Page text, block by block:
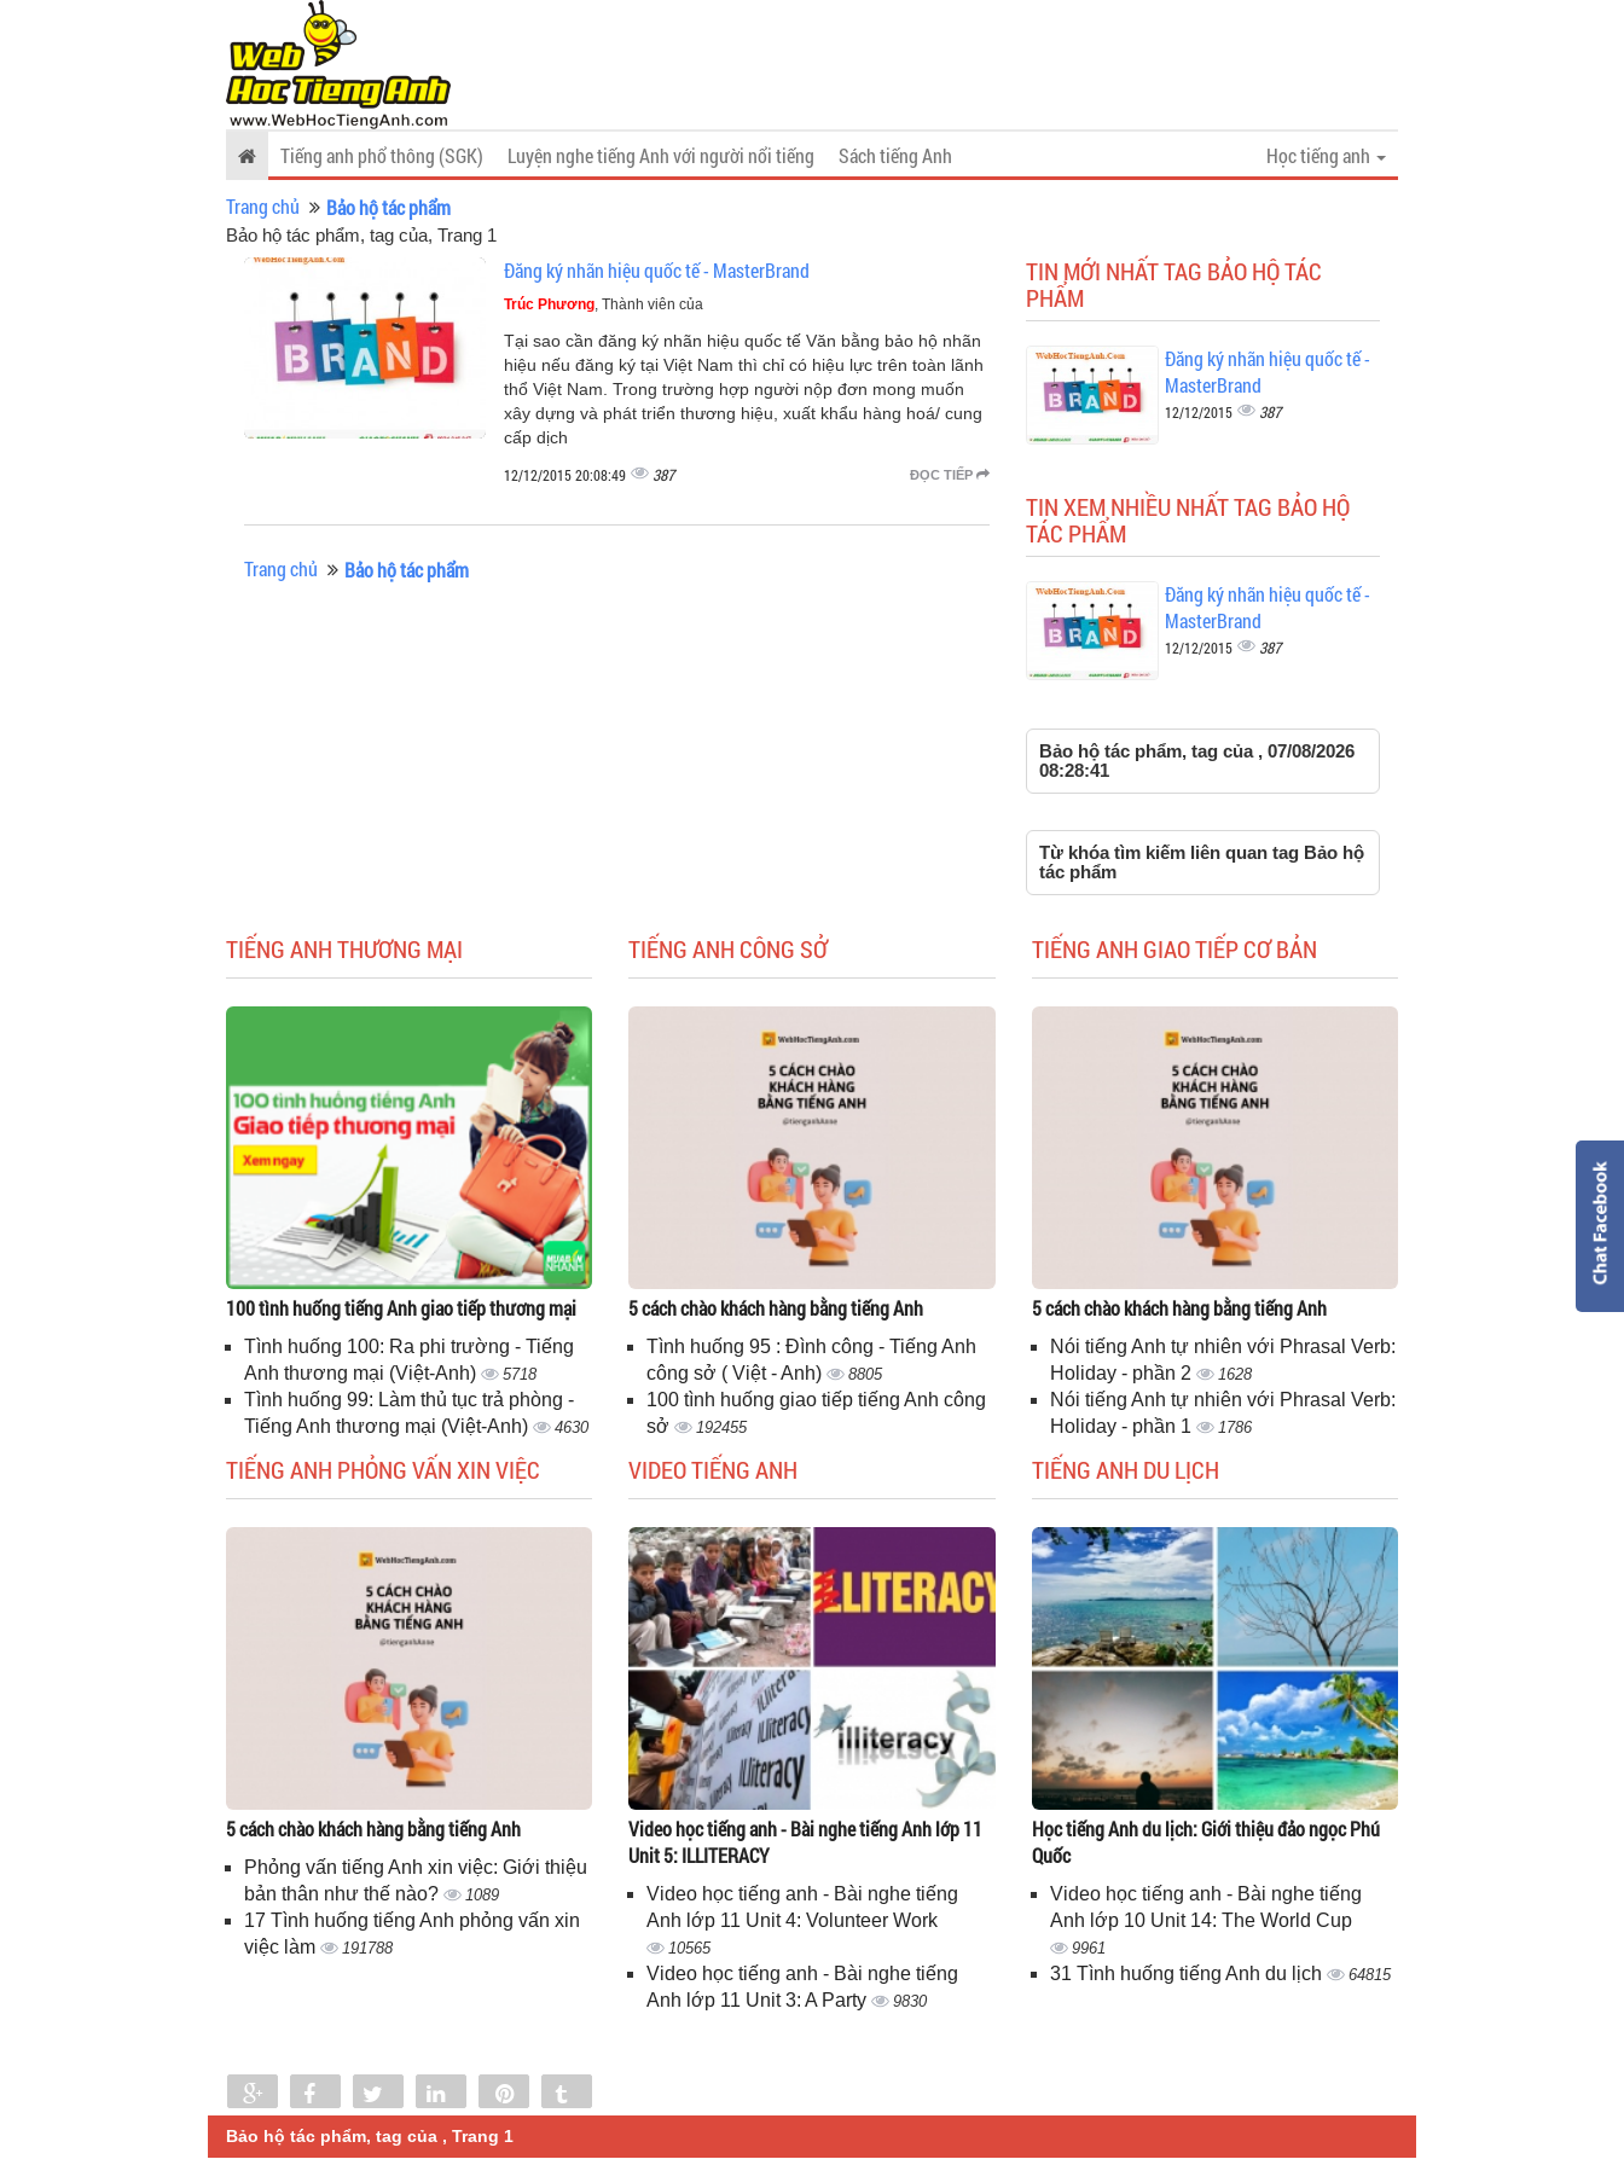
Tiếng anh phổ thông (SGK) Luyện nghe tiếng Anh với người nổi tiếng Sách tiếng Anh
Học tiếng anh
Trang chủ
Bảo hộ tác phẩm
Bảo hộ tác phẩm, tag của, Trang 1
Đăng ký nhãn hiệu quốc tế - MasterBrand
Trúc Phương, Thành viên của
Tại sao cần đăng ký nhãn hiệu quốc tế Văn bằng bảo hộ nhãn
hiệu nếu đăng ký tại Việt Nam thì chỉ có hiệu lực trên toàn lãnh
thổ Việt Nam. Trong trường hợp người nộp đơn mong muốn
xây dựng và phát triển thương hiệu, xuất khẩu hàng hoá/ cung
cấp dịch
ĐỌC TIẾP
12/12/2015 20:08:49 387
Trang chủ Bảo hộ tác phẩm
TIN MỚI NHẤT TAG BẢO HỘ TÁC
PHẨM
Đăng ký nhãn hiệu quốc tế -
MasterBrand
12/12/2015 387
TIN XEM NHIỀU NHẤT TAG BẢO HỘ
TÁC PHẨM
Đăng ký nhãn hiệu quốc tế -
MasterBrand
12/12/2015 387
Bảo hộ tác phẩm, tag của , 07/08/2026
08:28:41
Từ khóa tìm kiếm liên quan tag Bảo hộ
tác phẩm
TIẾNG ANH THƯƠNG MẠI
100 tình huống tiếng Anh giao tiếp thương mại
Tình huống 100: Ra phi trường - Tiếng
Anh thương mại (Việt-Anh)
5718
Tình huống 99: Làm thủ tục trả phòng -
Tiếng Anh thương mại (Việt-Anh)
4630
TIẾNG ANH CÔNG SỞ
5 cách chào khách hàng bằng tiếng Anh
Tình huống 95 : Đình công - Tiếng Anh
công sở ( Việt - Anh)
8805
100 tình huống giao tiếp tiếng Anh công
sở
192455
TIẾNG ANH GIAO TIẾP CƠ BẢN
5 cách chào khách hàng bằng tiếng Anh
Nói tiếng Anh tự nhiên với Phrasal Verb:
Holiday - phần 2
1628
Nói tiếng Anh tự nhiên với Phrasal Verb:
Holiday - phần 1
1786
TIẾNG ANH PHỎNG VẤN XIN VIỆC
5 cách chào khách hàng bằng tiếng Anh
Phỏng vấn tiếng Anh xin việc: Giới thiệu
bản thân như thế nào?
1089
17 Tình huống tiếng Anh phỏng vấn xin
việc làm
191788
VIDEO TIẾNG ANH
Video học tiếng anh - Bài nghe tiếng Anh lớp 11
Unit 5: ILLITERACY
Video học tiếng anh - Bài nghe tiếng
Anh lớp 11 Unit 4: Volunteer Work
10565
Video học tiếng anh - Bài nghe tiếng
Anh lớp 11 Unit 3: A Party
9830
TIẾNG ANH DU LỊCH
Học tiếng Anh du lịch: Giới thiệu đảo ngọc Phú
Quốc
Video học tiếng anh - Bài nghe tiếng
Anh lớp 10 Unit 14: The World Cup
9961
31 Tình huống tiếng Anh du lịch 64815
Share Share Tweet Share
0
Bảo hộ tác phẩm, tag của , Trang 1